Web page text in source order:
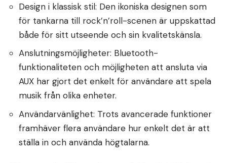
Design i klassisk stil: Den ikoniska designen som
för tankarna till rock’n’roll-scenen är uppskattad
både för sitt utseende och sin kvalitetskänsla.
Anslutningsmöjligheter: Bluetooth-
funktionaliteten och möjligheten att ansluta via
AUX har gjort det enkelt för användare att spela
musik från olika enheter.
Användarvänlighet: Trots avancerade funktioner
framhäver flera användare hur enkelt det är att
ställa in och använda högtalarna.